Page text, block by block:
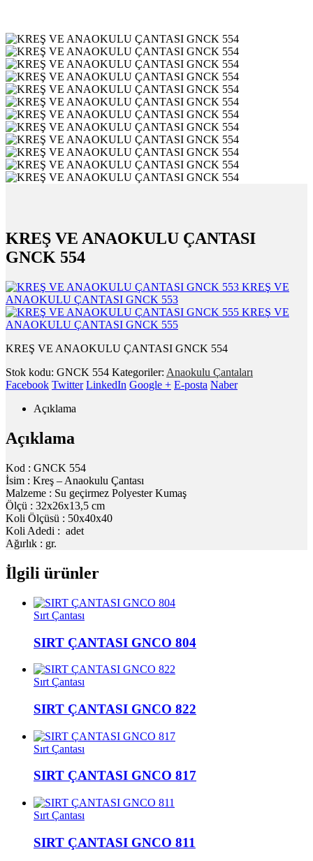
KREŞ VE ANAOKULU ÇANTASI
GNCK 554
KREŞ VE
ANAOKULU ÇANTASI GNCK 553
KREŞ VE
ANAOKULU ÇANTASI GNCK 555
KREŞ VE ANAOKULU ÇANTASI GNCK 554
Stok kodu: GNCK 554 Kategoriler: Anaokulu Çantaları
Facebook Twitter LinkedIn Google + E-posta Naber
Açıklama
Açıklama
Kod : GNCK 554
İsim : Kreş – Anaokulu Çantası
Malzeme : Su geçirmez Polyester Kumaş
Ölçü : 32x26x13,5 cm
Koli Ölçüsü : 50x40x40
Koli Adedi : adet
Ağırlık : gr.
İlgili ürünler
Sırt Çantası
SIRT ÇANTASI GNCO 804
Sırt Çantası
SIRT ÇANTASI GNCO 822
Sırt Çantası
SIRT ÇANTASI GNCO 817
Sırt Çantası
SIRT ÇANTASI GNCO 811